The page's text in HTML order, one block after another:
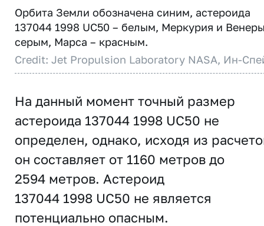
Орбита Земли обозначена синим, астероида
137044 1998 UC50 – белым, Меркурия и
серым, Марса – красным.
Credit: Jet Propulsion Laboratory NASA, Ин-
На данный момент точный размер
астероида 137044 1998 UC50 не
определен, однако, исходя из
он составляет от 1160 метров до
2594 метров. Астероид
137044 1998 UC50 не является
потенциально опасным.